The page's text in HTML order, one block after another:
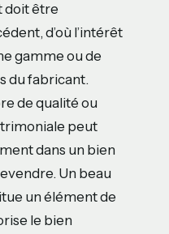
doit être
d’où l’intérêt
gamme ou de
du fabricant.
de qualité ou
peut
dans un bien
Un beau
un élément de
le bien